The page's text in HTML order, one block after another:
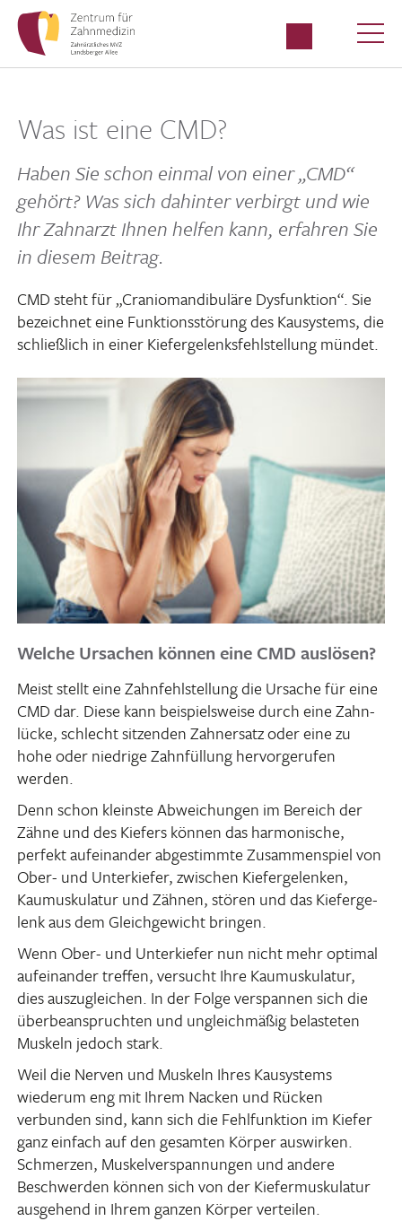
Was ist eine CMD?
Haben Sie schon einmal von einer „CMD“
gehört? Was sich dahinter verbirgt und wie
Ihr Zahn­arzt Ihnen helfen kann, erfahren Sie
in diesem Beitrag.
CMD steht für „Cranio­man­di­bu­läre Dysfunk­tion“. Sie
bezeichnet eine Funk­ti­ons­stö­rung des Kausys­tems, die
schließ­lich in einer Kiefer­ge­lenks­fehl­stel­lung mündet.
Welche Ursachen können eine CMD auslösen?
Meist stellt eine Zahn­fehl­stel­lung die Ursache für eine
CMD dar. Diese kann beispiels­weise durch eine Zahn­
lücke, schlecht sitzenden Zahn­ersatz oder eine zu
hohe oder nied­rige Zahn­fül­lung hervor­ge­rufen
werden.
Denn schon kleinste Abwei­chungen im Bereich der
Zähne und des Kiefers können das harmo­ni­sche,
perfekt aufein­ander abge­stimmte Zusam­men­spiel von
Ober- und Unter­kiefer, zwischen Kiefer­ge­lenken,
Kaumus­ku­latur und Zähnen, stören und das Kiefer­ge­
lenk aus dem Gleich­ge­wicht bringen.
Wenn Ober- und Unter­kiefer nun nicht mehr optimal
aufein­ander treffen, versucht Ihre Kaumus­ku­latur,
dies auszu­glei­chen. In der Folge verspannen sich die
über­be­an­spruchten und ungleich­mäßig belas­teten
Muskeln jedoch stark.
Weil die Nerven und Muskeln Ihres Kausys­tems
wiederum eng mit Ihrem Nacken und Rücken
verbunden sind, kann sich die Fehl­funk­tion im Kiefer
ganz einfach auf den gesamten Körper auswirken.
Schmerzen, Muskel­ver­span­nungen und andere
Beschwerden können sich von der Kiefer­mus­ku­latur
ausge­hend in Ihrem ganzen Körper verteilen.